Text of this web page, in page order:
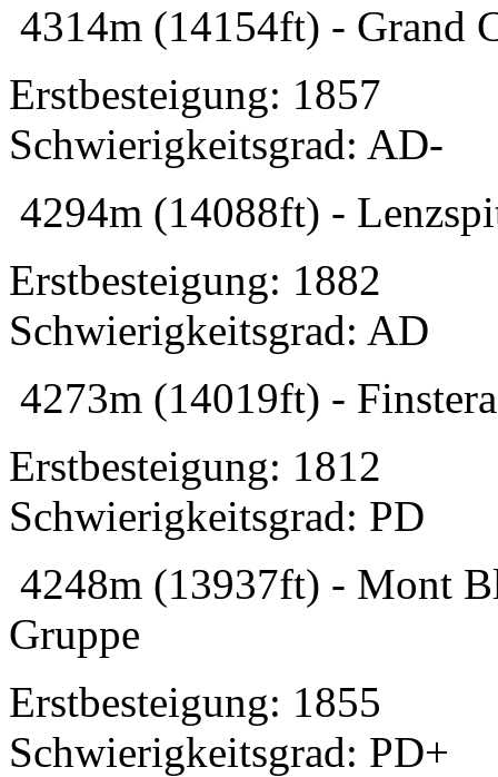
4314m (14154ft) - Grand
Erstbesteigung: 1857
Schwierigkeitsgrad: AD-
4294m (14088ft) -
Erstbesteigung: 1882
Schwierigkeitsgrad: AD
4273m (14019ft) -
Erstbesteigung: 1812
Schwierigkeitsgrad: PD
4248m (13937ft) - Mont
Gruppe
Erstbesteigung: 1855
Schwierigkeitsgrad: PD+